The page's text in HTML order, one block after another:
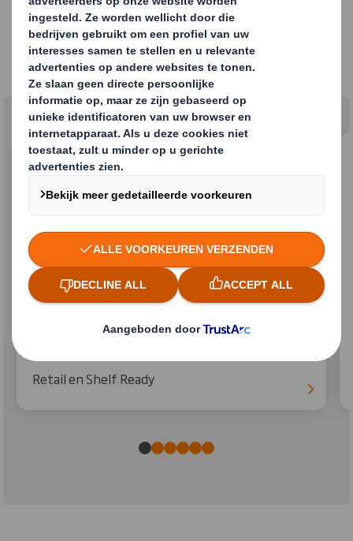
Bekijk onze verschillende soorten
retailverpakkingen
Retail en Shelf Ready